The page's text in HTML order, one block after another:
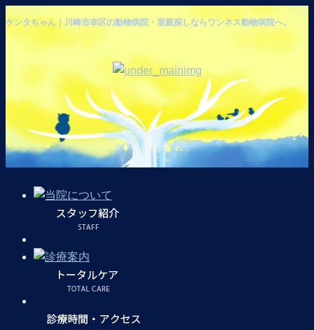
ケンタちゃん｜川崎市幸区の動物病院・里親探しならワンネス動物病院へ。